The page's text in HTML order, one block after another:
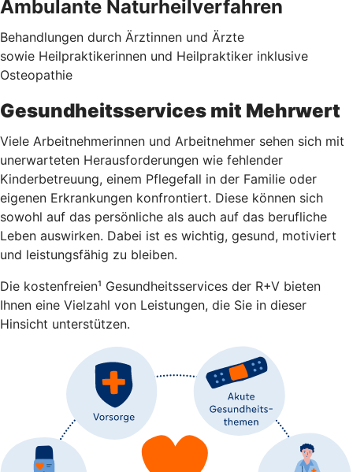
Ambulante Naturheilverfahren
Behandlungen durch Ärztinnen und Ärzte
sowie Heilpraktikerinnen und Heilpraktiker inklusive
Osteopathie
Gesundheitsservices mit Mehrwert
Viele Arbeitnehmerinnen und Arbeitnehmer sehen sich mit
unerwarteten Herausforderungen wie fehlender
Kinderbetreuung, einem Pflegefall in der Familie oder
eigenen Erkrankungen konfrontiert. Diese können sich
sowohl auf das persönliche als auch auf das berufliche
Leben auswirken. Dabei ist es wichtig, gesund, motiviert
und leistungsfähig zu bleiben.
Die kostenfreien¹ Gesundheitsservices der R+V bieten
Ihnen eine Vielzahl von Leistungen, die Sie in dieser
Hinsicht unterstützen.